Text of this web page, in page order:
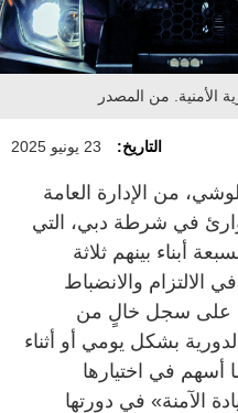
الأمنية. من المصدر
التاريخ: 23 يونيو 2025
من الإدارة العامة
في شرطة دبي، التي
أبناء بينهم ثلاثة
الالتزام والانضباط
على سجل خالٍ من
بشكل يومي أو أثناء
أسهم في اختيارها
الآمنة» في دورتها